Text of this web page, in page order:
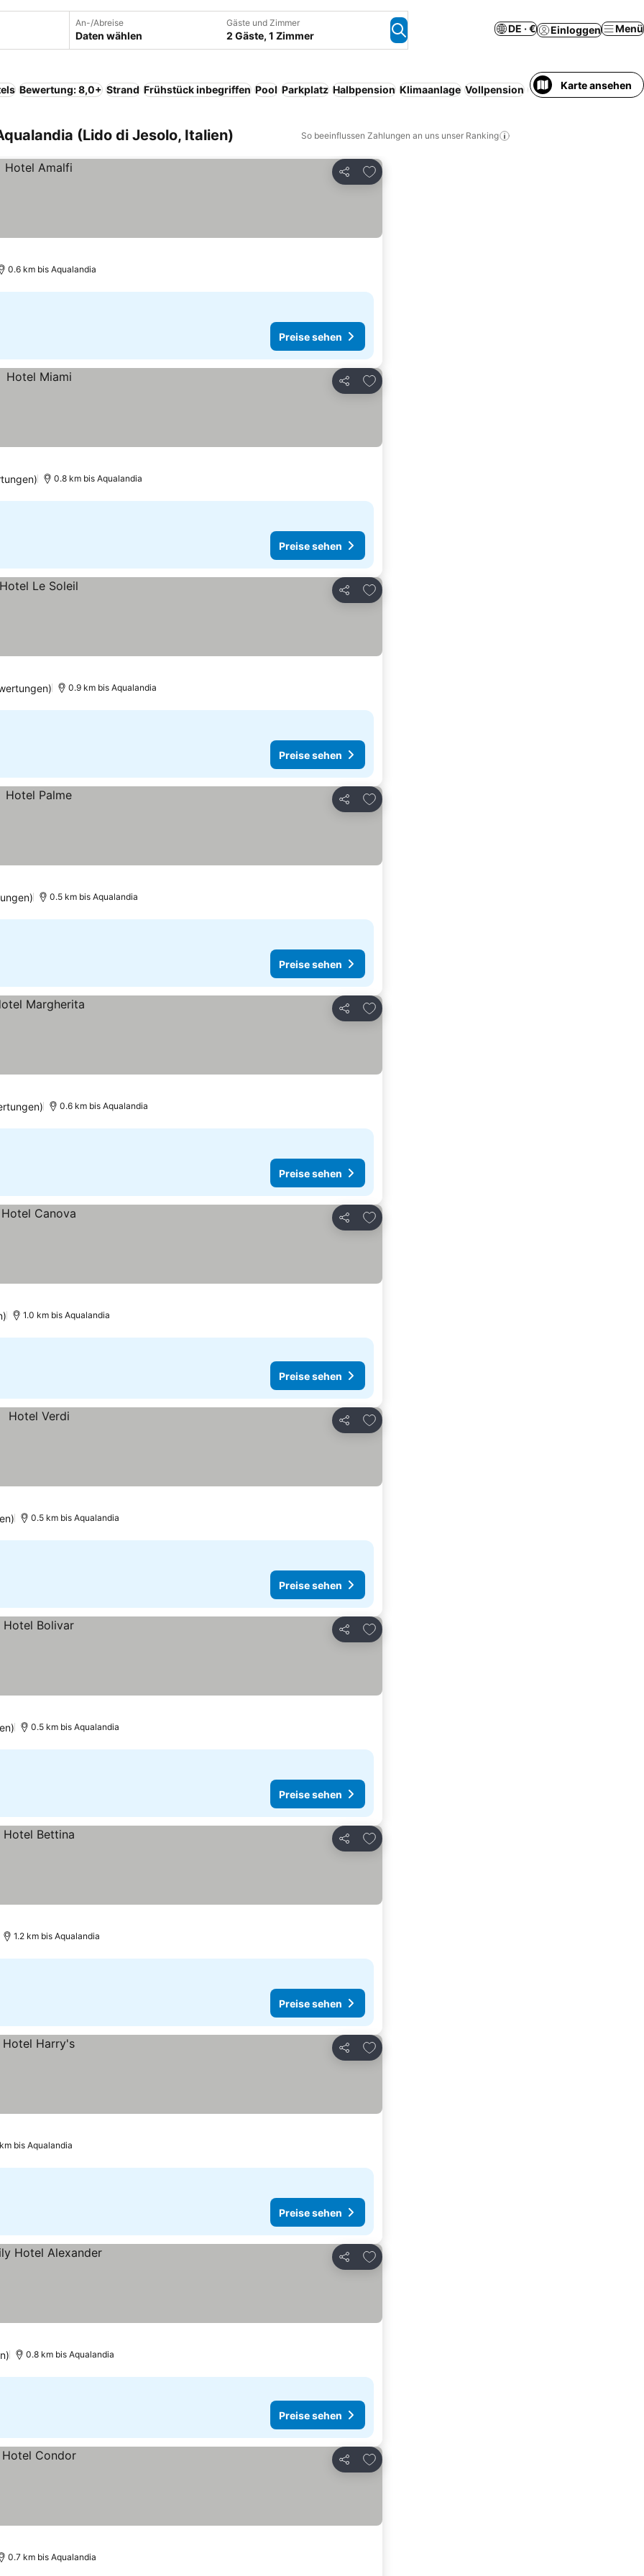
An-/Abreise
Daten wählen
Gäste und Zimmer
2 Gäste, 1 Zimmer
DE · € Einloggen Menü
Bewertung: 8,0+ Strand Frühstück inbegriffen Pool Parkplatz Halbpension Klimaanlage Vollpension Serviced apartment
Karte ansehen
(Lido di Jesolo, Italien) So beeinflussen Zahlungen an uns unser Ranking
Teilen
Zu Favoriten hinzufügen
0.6 km bis Aqualandia
Preise sehen
Teilen
Zu Favoriten hinzufügen
0.8 km bis Aqualandia
Preise sehen
Teilen
Zu Favoriten hinzufügen
0.9 km bis Aqualandia
Preise sehen
Teilen
Zu Favoriten hinzufügen
0.5 km bis Aqualandia
Preise sehen
Teilen
Zu Favoriten hinzufügen
0.6 km bis Aqualandia
Preise sehen
Teilen
Zu Favoriten hinzufügen
1.0 km bis Aqualandia
Preise sehen
Teilen
Zu Favoriten hinzufügen
0.5 km bis Aqualandia
Preise sehen
Teilen
Zu Favoriten hinzufügen
0.5 km bis Aqualandia
Preise sehen
Teilen
Zu Favoriten hinzufügen
1.2 km bis Aqualandia
Preise sehen
Teilen
Zu Favoriten hinzufügen
bis Aqualandia
Preise sehen
Teilen
Zu Favoriten hinzufügen
0.8 km bis Aqualandia
Preise sehen
Teilen
Zu Favoriten hinzufügen
0.7 km bis Aqualandia